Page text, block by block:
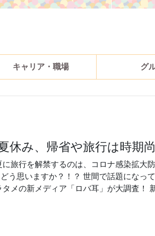
キャリア・職場 グ
休み、帰省や旅行は時期
旅行を解禁するのは、コロナ感染拡大
う思いますか？！？ 世間で話題になっ
メの新メディア「ロバ耳」が大調査！